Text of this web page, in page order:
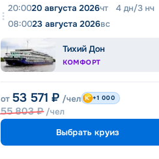
20:0020 августа 2026чт 4 дн/3 нч
08:0023 августа 2026вс
Тихий Дон
КОМФОРТ
от 53 571 ₽ /чел
55 803₽ /чел
+1 000
Выбрать круиз